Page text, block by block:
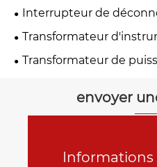
Interrupteur de
Transformateur
Transformateur de
envoyer
Informations